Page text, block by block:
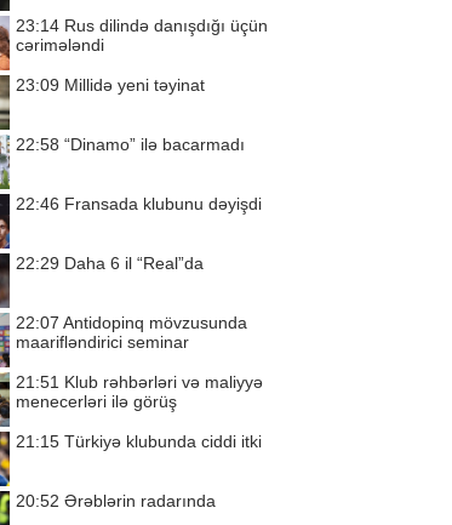
23:14 Rus dilində danışdığı üçün
cərimələndi
23:09 Millidə yeni təyinat
22:58 “Dinamo” ilə bacarmadı
22:46 Fransada klubunu dəyişdi
22:29 Daha 6 il “Real”da
22:07 Antidopinq mövzusunda
maarifləndirici seminar
21:51 Klub rəhbərləri və maliyyə
menecerləri ilə görüş
21:15 Türkiyə klubunda ciddi itki
20:52 Ərəblərin radarında